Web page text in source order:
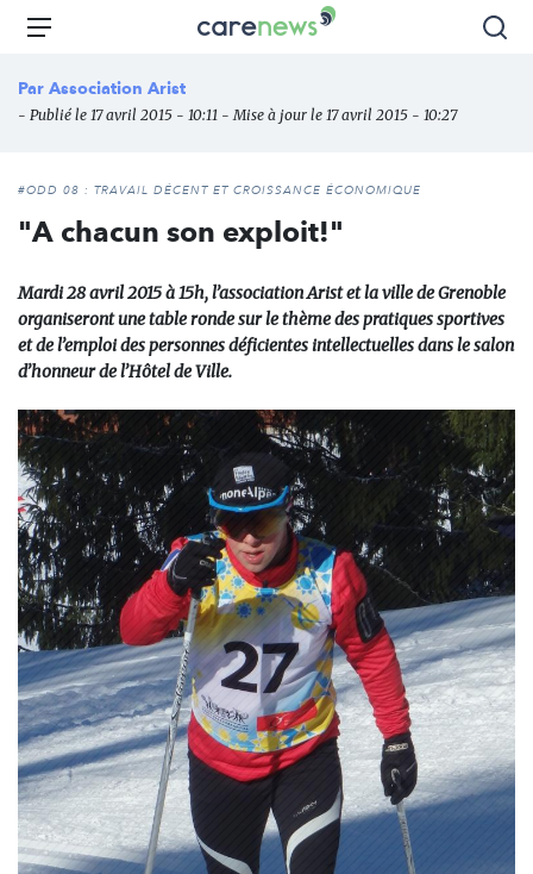
Aller
principal
Carenews,
des
l'engagement
Menu
Par Association Arist
- Publié le 17 avril 2015 - 10:11 - Mise à jour le 17 avril 2015 - 10:27
#ODD 08 : TRAVAIL DÉCENT ET CROISSANCE ÉCONOMIQUE
"A chacun son exploit!"
Mardi 28 avril 2015 à 15h, l’association Arist et la ville de Grenoble
organiseront une table ronde sur le thème des pratiques sportives
et de l’emploi des personnes déficientes intellectuelles dans le salon
d’honneur de l’Hôtel de Ville.